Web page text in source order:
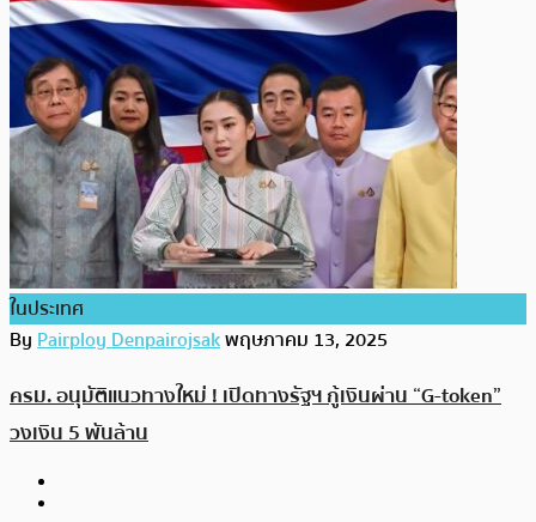
ในประเทศ
ByPairploy Denpairojsakพฤษภาคม 13, 2025
ครม. อนุมัติแนวทางใหม่ ! เปิดทางรัฐฯ กู้เงินผ่าน “G-token”
วงเงิน 5 พันล้าน